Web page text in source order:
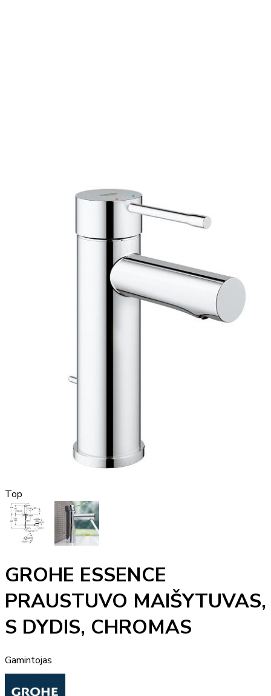
Top
GROHE ESSENCE
PRAUSTUVO MAIŠYTUVAS,
S DYDIS, CHROMAS
Gamintojas